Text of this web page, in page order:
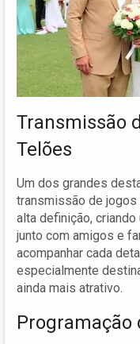
Transmissão
Telões
Um dos grandes
transmissão de jogos
alta definição,
junto com amigos e
acompanhar cada
especialmente
ainda mais atrativo.
Programação